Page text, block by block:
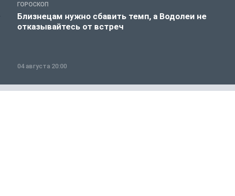
ГОРОСКОП
Близнецам нужно сбавить темп, а Водолеи не
отказывайтесь от встреч
04 августа 20:00